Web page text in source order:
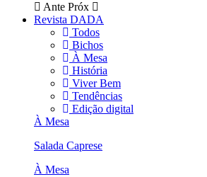
Ante Próx
Revista DADA
Todos
Bichos
À Mesa
História
Viver Bem
Tendências
Edição digital
À Mesa
Salada Caprese
À Mesa